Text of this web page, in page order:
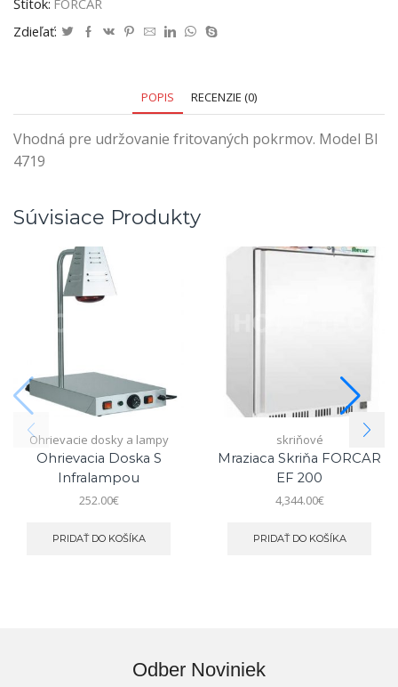
Zdieľať:
POPIS RECENZIE (0)
Vhodná pre udržovanie fritovaných pokrmov. Model BI
4719
Súvisiace Produkty
Ohrievacie dosky a lampy
Ohrievacia Doska S
Infralampou
252.00€
PRIDAŤ DO KOŠÍKA
skriňové
Mraziaca Skriňa FORCAR
EF 200
4,344.00€
PRIDAŤ DO KOŠÍKA
Odber Noviniek